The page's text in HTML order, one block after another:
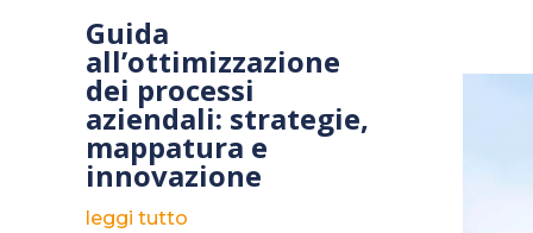
Guida
all’ottimizzazione
dei processi
aziendali: strategie,
mappatura e
innovazione
leggi tutto